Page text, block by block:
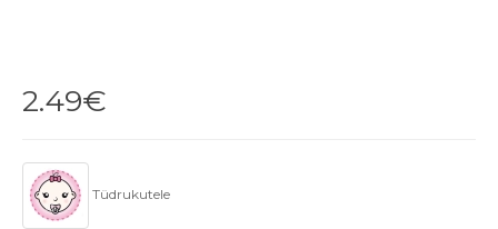
2.49€
Tüdrukutele